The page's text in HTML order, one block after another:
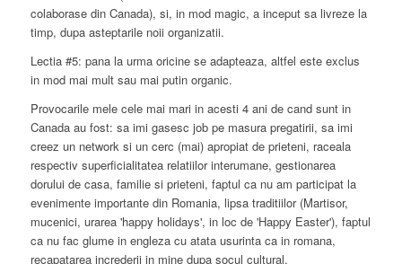
colaborase din Canada), si, in mod magic, a inceput sa livreze la
timp, dupa asteptarile noii organizatii.
Lectia #5: pana la urma oricine se adapteaza, altfel este exclus
in mod mai mult sau mai putin organic.
Provocarile mele cele mai mari in acesti 4 ani de cand sunt in
Canada au fost: sa imi gasesc job pe masura pregatirii, sa imi
creez un network si un cerc (mai) apropiat de prieteni, raceala
respectiv superficialitatea relatiilor interumane, gestionarea
dorului de casa, familie si prieteni, faptul ca nu am participat la
evenimente importante din Romania, lipsa traditiilor (Martisor,
mucenici, urarea 'happy holidays', in loc de 'Happy Easter'), faptul
ca nu fac glume in engleza cu atata usurinta ca in romana,
recapatarea increderii in mine dupa socul cultural.